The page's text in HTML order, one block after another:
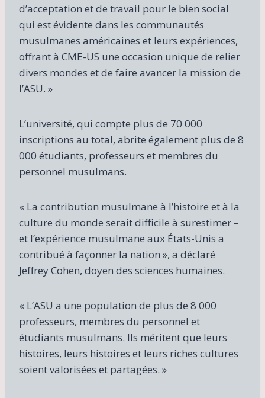
d’acceptation et de travail pour le bien social
qui est évidente dans les communautés
musulmanes américaines et leurs expériences,
offrant à CME-US une occasion unique de relier
divers mondes et de faire avancer la mission de
l’ASU. »
L’université, qui compte plus de 70 000
inscriptions au total, abrite également plus de 8
000 étudiants, professeurs et membres du
personnel musulmans.
« La contribution musulmane à l’histoire et à la
culture du monde serait difficile à surestimer –
et l’expérience musulmane aux États-Unis a
contribué à façonner la nation », a déclaré
Jeffrey Cohen, doyen des sciences humaines.
« L’ASU a une population de plus de 8 000
professeurs, membres du personnel et
étudiants musulmans. Ils méritent que leurs
histoires, leurs histoires et leurs riches cultures
soient valorisées et partagées. »